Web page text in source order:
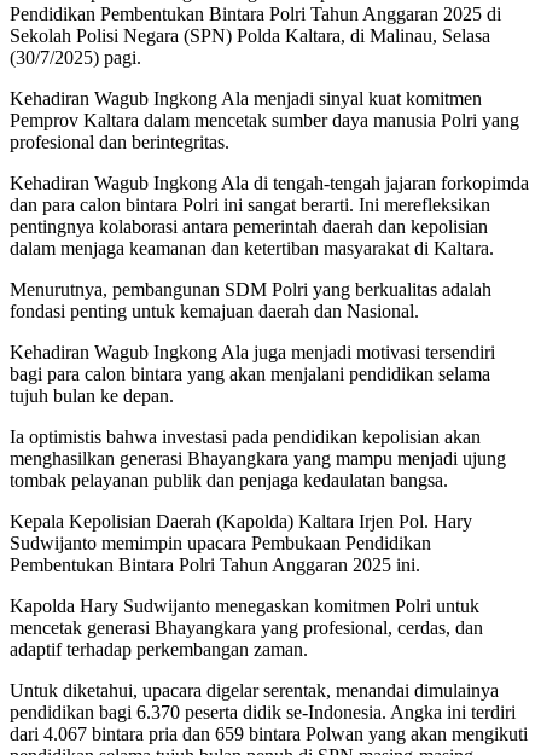
Pendidikan Pembentukan Bintara Polri Tahun Anggaran 2025 di
Sekolah Polisi Negara (SPN) Polda Kaltara, di Malinau, Selasa
(30/7/2025) pagi.
Kehadiran Wagub Ingkong Ala menjadi sinyal kuat komitmen
Pemprov Kaltara dalam mencetak sumber daya manusia Polri yang
profesional dan berintegritas.
Kehadiran Wagub Ingkong Ala di tengah-tengah jajaran forkopimda
dan para calon bintara Polri ini sangat berarti. Ini merefleksikan
pentingnya kolaborasi antara pemerintah daerah dan kepolisian
dalam menjaga keamanan dan ketertiban masyarakat di Kaltara.
Menurutnya, pembangunan SDM Polri yang berkualitas adalah
fondasi penting untuk kemajuan daerah dan Nasional.
Kehadiran Wagub Ingkong Ala juga menjadi motivasi tersendiri
bagi para calon bintara yang akan menjalani pendidikan selama
tujuh bulan ke depan.
Ia optimistis bahwa investasi pada pendidikan kepolisian akan
menghasilkan generasi Bhayangkara yang mampu menjadi ujung
tombak pelayanan publik dan penjaga kedaulatan bangsa.
Kepala Kepolisian Daerah (Kapolda) Kaltara Irjen Pol. Hary
Sudwijanto memimpin upacara Pembukaan Pendidikan
Pembentukan Bintara Polri Tahun Anggaran 2025 ini.
Kapolda Hary Sudwijanto menegaskan komitmen Polri untuk
mencetak generasi Bhayangkara yang profesional, cerdas, dan
adaptif terhadap perkembangan zaman.
Untuk diketahui, upacara digelar serentak, menandai dimulainya
pendidikan bagi 6.370 peserta didik se-Indonesia. Angka ini terdiri
dari 4.067 bintara pria dan 659 bintara Polwan yang akan mengikuti